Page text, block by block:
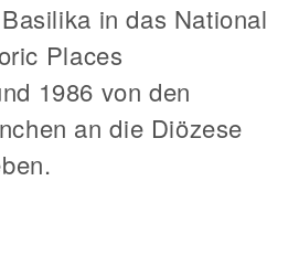
in das National
Places
1986 von den
an die Diözese